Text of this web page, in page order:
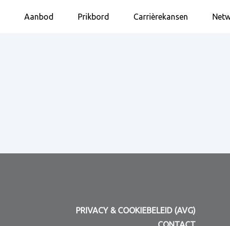
Aanbod Prikbord Carrièrekansen
PRIVACY & COOKIEBELEID (AVG)